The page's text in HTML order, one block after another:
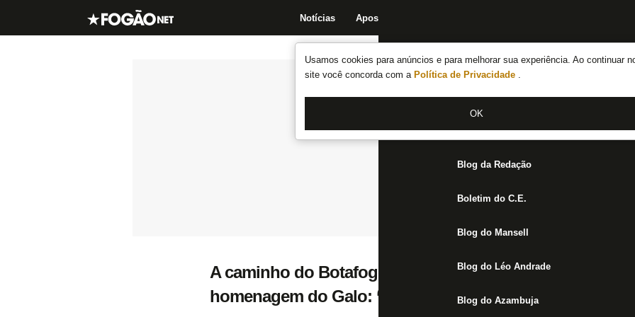
Usamos cookies para anúncios e para melhorar sua experiência. Ao continuar
site você concorda com a Política de Privacidade .
OK
Notícias Apostas
Notícias do Botafogo
Fórum
Jogos
Blog da Redação
Boletim do C.E.
Blog do Mansell
Blog do Léo Andrade
Blog do Azambuja
A caminho do Botafogo, Tchê Tchê rescinde com
homenagem do Galo: ‘Está na história’